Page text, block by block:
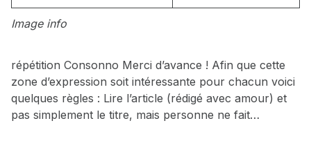
Image info
répétition Consonno Merci d’avance ! Afin que cette
zone d’expression soit intéressante pour chacun voici
quelques règles : Lire l’article (rédigé avec amour) et
pas simplement le titre, mais personne ne fait…
Skip back to main navigation